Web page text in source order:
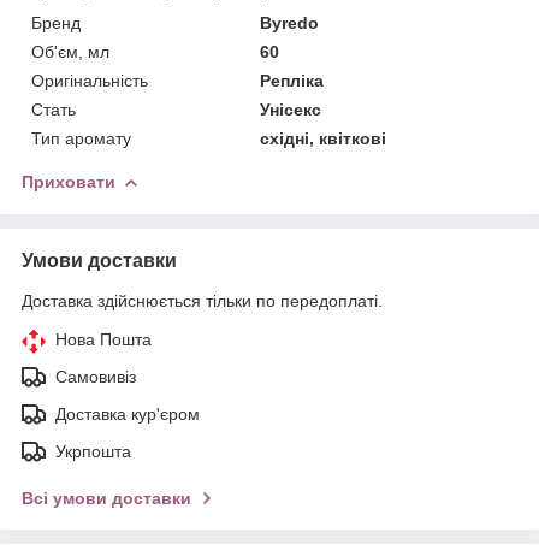
Бренд
Byredo
Об'єм, мл
60
Оригінальність
Репліка
Стать
Унісекс
Тип аромату
східні, квіткові
Приховати
Умови доставки
Доставка здійснюється тільки по передоплаті.
Нова Пошта
Самовивіз
Доставка кур'єром
Укрпошта
Всі умови доставки